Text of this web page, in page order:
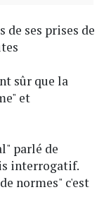
de ses prises de
sûr que la
et
parlé de
interrogatif.
normes" c'est